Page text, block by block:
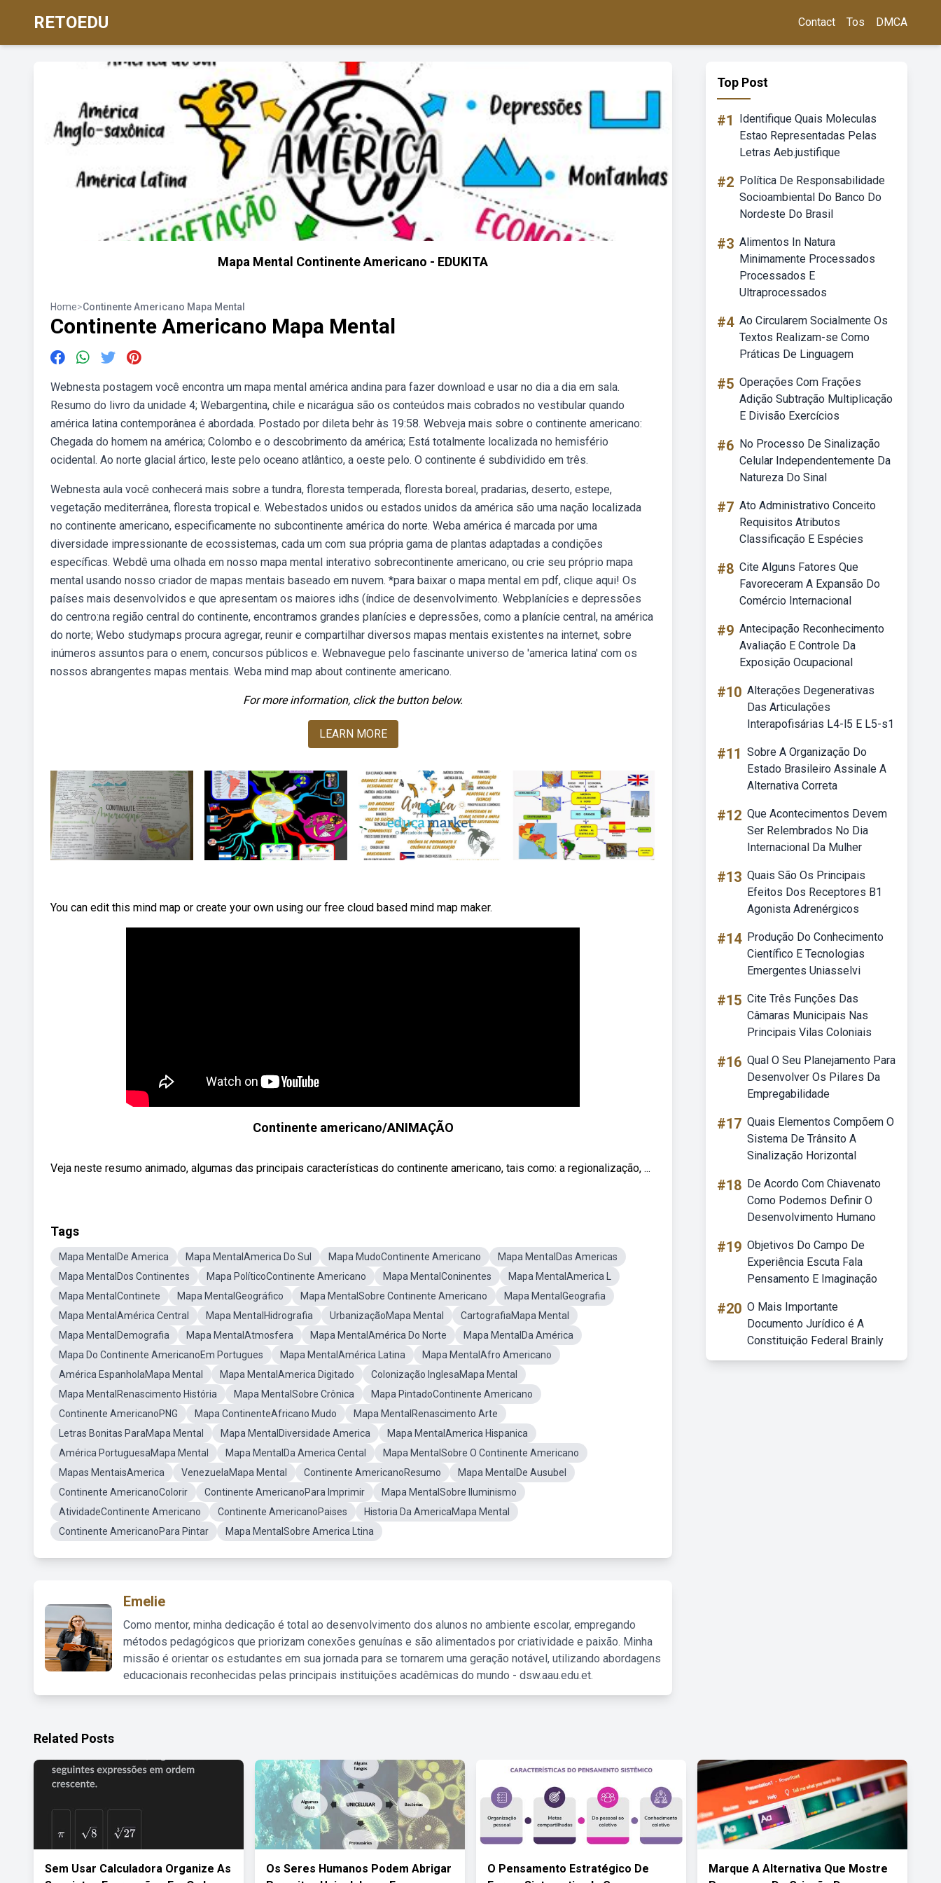
RETOEDU Contact Tos DMCA
Mapa Mental Continente Americano - EDUKITA
Home>Continente Americano Mapa Mental
Continente Americano Mapa Mental
Webnesta postagem você encontra um mapa mental américa andina para fazer download e usar no dia a dia em sala.
Resumo do livro da unidade 4; Webargentina, chile e nicarágua são os conteúdos mais cobrados no vestibular quando
américa latina contemporânea é abordada. Postado por dileta behr às 19:58. Webveja mais sobre o continente americano:
Chegada do homem na américa; Colombo e o descobrimento da américa; Está totalmente localizada no hemisfério
ocidental. Ao norte glacial ártico, leste pelo oceano atlântico, a oeste pelo. O continente é subdividido em três.
Webnesta aula você conhecerá mais sobre a tundra, floresta temperada, floresta boreal, pradarias, deserto, estepe,
vegetação mediterrânea, floresta tropical e. Webestados unidos ou estados unidos da américa são uma nação localizada
no continente americano, especificamente no subcontinente américa do norte. Weba américa é marcada por uma
diversidade impressionante de ecossistemas, cada um com sua própria gama de plantas adaptadas a condições
específicas. Webdê uma olhada em nosso mapa mental interativo sobrecontinente americano, ou crie seu próprio mapa
mental usando nosso criador de mapas mentais baseado em nuvem. *para baixar o mapa mental em pdf, clique aqui! Os
países mais desenvolvidos e que apresentam os maiores idhs (índice de desenvolvimento. Webplanícies e depressões
do centro:na região central do continente, encontramos grandes planícies e depressões, como a planície central, na américa
do norte; Webo studymaps procura agregar, reunir e compartilhar diversos mapas mentais existentes na internet, sobre
inúmeros assuntos para o enem, concursos públicos e. Webnavegue pelo fascinante universo de 'america latina' com os
nossos abrangentes mapas mentais. Weba mind map about continente americano.
For more information, click the button below.
LEARN MORE
You can edit this mind map or create your own using our free cloud based mind map maker.
Continente americano/ANIMAÇÃO
Veja neste resumo animado, algumas das principais características do continente americano, tais como: a regionalização, ...
Tags
Mapa MentalDe America Mapa MentalAmerica Do Sul Mapa MudoContinente Americano
Mapa MentalDas Americas
Mapa MentalDos Continentes
Mapa PolíticoContinente Americano Mapa MentalConinentes
Mapa MentalAmerica L
Mapa MentalContinete
Mapa MentalGeográfico Mapa MentalSobre Continente Americano
Mapa MentalGeografia
Mapa MentalAmérica Central
Mapa MentalHidrografia UrbanizaçãoMapa Mental
CartografiaMapa Mental
Mapa MentalDemografia
Mapa MentalAtmosfera Mapa MentalAmérica Do Norte
Mapa MentalDa América
Mapa Do Continente AmericanoEm Portugues
Mapa MentalAmérica Latina
Mapa MentalAfro Americano
América EspanholaMapa Mental
Mapa MentalAmerica Digitado
Colonização InglesaMapa Mental
Mapa MentalRenascimento História
Mapa MentalSobre Crônica
Mapa PintadoContinente Americano
Continente AmericanoPNG
Mapa ContinenteAfricano Mudo
Mapa MentalRenascimento Arte
Letras Bonitas ParaMapa Mental
Mapa MentalDiversidade America
Mapa MentalAmerica Hispanica
América PortuguesaMapa Mental
Mapa MentalDa America Cental
Mapa MentalSobre O Continente Americano
Mapas MentaisAmerica
VenezuelaMapa Mental Continente AmericanoResumo
Mapa MentalDe Ausubel
Continente AmericanoColorir
Continente AmericanoPara Imprimir
Mapa MentalSobre Iluminismo
AtividadeContinente Americano
Continente AmericanoPaises
Historia Da AmericaMapa Mental
Continente AmericanoPara Pintar
Mapa MentalSobre America Ltina
Emelie
Como mentor, minha dedicação é total ao desenvolvimento dos alunos no ambiente escolar, empregando
métodos pedagógicos que priorizam conexões genuínas e são alimentados por criatividade e paixão. Minha
missão é orientar os estudantes em sua jornada para se tornarem uma geração notável, utilizando abordagens
educacionais reconhecidas pelas principais instituições acadêmicas do mundo - dsw.aau.edu.et.
Top Post
#1
Identifique Quais Moleculas
Estao Representadas Pelas
Letras Aeb.justifique
#2 Política De Responsabilidade
Socioambiental Do Banco Do
Nordeste Do Brasil
#3 Alimentos In Natura
Minimamente Processados
Processados E
Ultraprocessados
#4 Ao Circularem Socialmente Os
Textos Realizam-se Como
Práticas De Linguagem
#5 Operações Com Frações
Adição Subtração Multiplicação
E Divisão Exercícios
#6 No Processo De Sinalização
Celular Independentemente Da
Natureza Do Sinal
#7 Ato Administrativo Conceito
Requisitos Atributos
Classificação E Espécies
#8 Cite Alguns Fatores Que
Favoreceram A Expansão Do
Comércio Internacional
#9 Antecipação Reconhecimento
Avaliação E Controle Da
Exposição Ocupacional
#10 Alterações Degenerativas
Das Articulações
Interapofisárias L4-l5 E L5-s1
#11 Sobre A Organização Do
Estado Brasileiro Assinale A
Alternativa Correta
#12 Que Acontecimentos Devem
Ser Relembrados No Dia
Internacional Da Mulher
#13 Quais São Os Principais
Efeitos Dos Receptores B1
Agonista Adrenérgicos
#14 Produção Do Conhecimento
Científico E Tecnologias
Emergentes Uniasselvi
#15 Cite Três Funções Das
Câmaras Municipais Nas
Principais Vilas Coloniais
#16 Qual O Seu Planejamento Para
Desenvolver Os Pilares Da
Empregabilidade
#17 Quais Elementos Compõem O
Sistema De Trânsito A
Sinalização Horizontal
#18 De Acordo Com Chiavenato
Como Podemos Definir O
Desenvolvimento Humano
#19 Objetivos Do Campo De
Experiência Escuta Fala
Pensamento E Imaginação
#20 O Mais Importante
Documento Jurídico é A
Constituição Federal Brainly
Related Posts
Sem Usar Calculadora Organize As
Os Seres Humanos Podem Abrigar
O Pensamento Estratégico De
Marque A Alternativa Que Mostre